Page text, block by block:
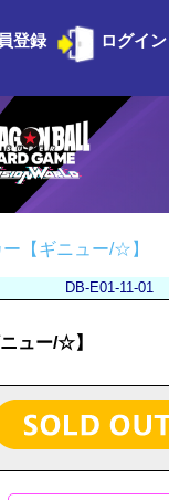
登録 ログイン
【ギニュー/☆】
DB-E01-11-01
ュー/☆】